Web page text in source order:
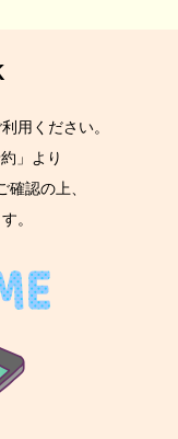
用ください。
」より
認の上、
。